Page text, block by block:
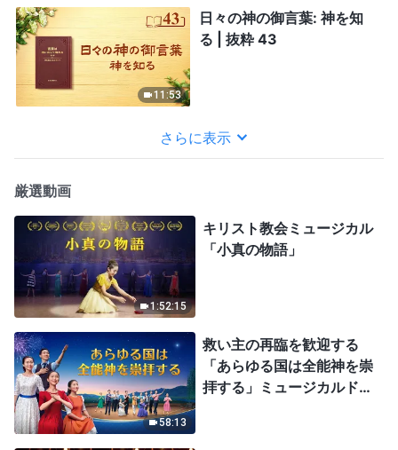
11:53
日々の神の御言葉: 神を知
る | 抜粋 43
さらに表示
厳選動画
1:52:15
キリスト教会ミュージカル
「小真の物語」
58:13
救い主の再臨を歓迎する
「あらゆる国は全能神を崇
拝する」ミュージカルドラ